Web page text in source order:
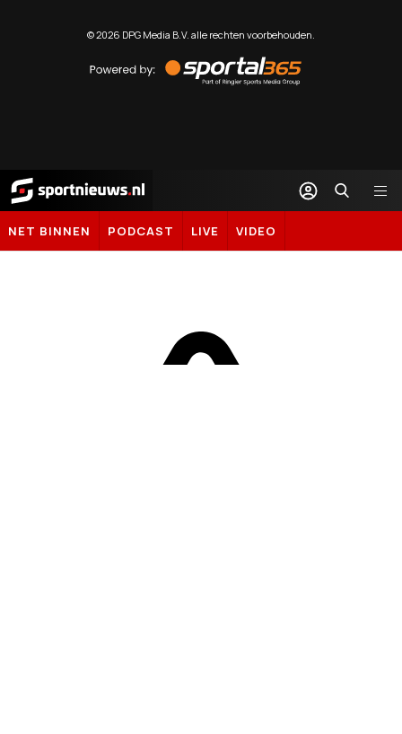
©2026 DPG Media B.V. alle rechten voorbehouden.
by
Sportal365
Sportnieuws.nl
NET BINNEN PODCAST LIVE VIDEO